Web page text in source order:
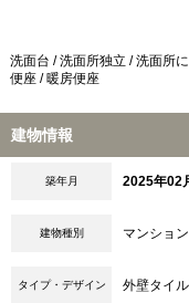
洗面台 / 洗面所独立 / 洗面所
便座 / 暖房便座
建物情報
築年月 2025年02
建物種別 マンション
タイプ・デザイン 外壁タイ